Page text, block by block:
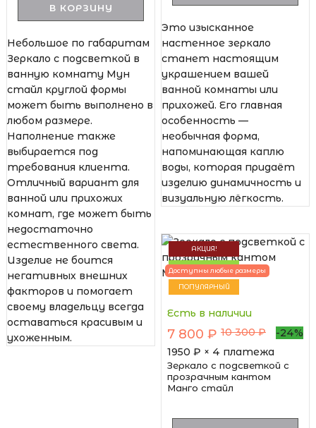
В КОРЗИНУ
Небольшое по габаритам
Зеркало с подсветкой в
ванную комнату Мун
стайл круглой формы
может быть выполнено в
любом размере.
Наполнение также
выбирается под
требования клиента.
Отличный вариант для
ванной или прихожих
комнат, где может быть
недостаточно
естественного света.
Изделие не боится
негативных внешних
факторов и помогает
своему владельцу всегда
оставаться красивым и
ухоженным.
Это изысканное
настенное зеркало
станет настоящим
украшением вашей
ванной комнаты или
прихожей. Его главная
особенность —
необычная форма,
напоминающая каплю
воды, которая придаёт
изделию динамичность и
визуальную лёгкость.
АКЦИЯ!
НОВИНКА
ПОПУЛЯРНЫЙ
Доступны любые размеры
Есть в наличии
7 800 ₽ 10 300 ₽
-24%
1950 ₽ × 4 платежа
Зеркало с подсветкой с
прозрачным кантом
Манго стайл